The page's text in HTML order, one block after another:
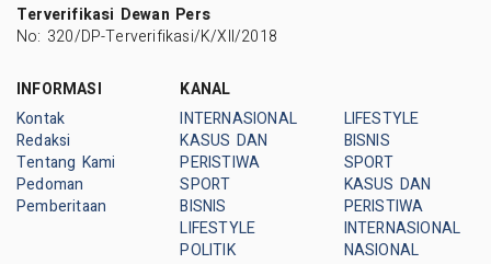
Terverifikasi Dewan Pers
No: 320/DP-Terverifikasi/K/XII/2018
INFORMASI
Kontak
Redaksi
Tentang Kami
Pedoman
Pemberitaan
KANAL
INTERNASIONAL
KASUS DAN
PERISTIWA
SPORT
BISNIS
LIFESTYLE
POLITIK
LIFESTYLE
BISNIS
SPORT
KASUS DAN
PERISTIWA
INTERNASIONAL
NASIONAL